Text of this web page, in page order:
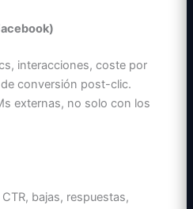
interacciones, coste por
conversión post-clic.
externas, no solo con los
bajas, respuestas,